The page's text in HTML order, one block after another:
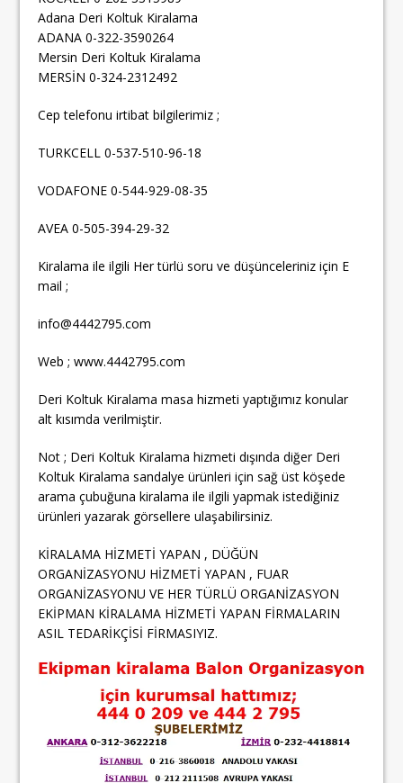
Adana Deri Koltuk Kiralama
ADANA 0-322-3590264
Mersin Deri Koltuk Kiralama
MERSİN 0-324-2312492
Cep telefonu irtibat bilgilerimiz ;
TURKCELL 0-537-510-96-18
VODAFONE 0-544-929-08-35
AVEA 0-505-394-29-32
Kiralama ile ilgili Her türlü soru ve düşünceleriniz için E
mail ;
info@4442795.com
Web ; www.4442795.com
Deri Koltuk Kiralama masa hizmeti yaptığımız konular
alt kısımda verilmiştir.
Not ; Deri Koltuk Kiralama hizmeti dışında diğer Deri
Koltuk Kiralama sandalye ürünleri için sağ üst köşede
arama çubuğuna kiralama ile ilgili yapmak istediğiniz
ürünleri yazarak görsellere ulaşabilirsiniz.
KİRALAMA HİZMETİ YAPAN , DÜĞÜN
ORGANİZASYONU HİZMETİ YAPAN , FUAR
ORGANİZASYONU VE HER TÜRLÜ ORGANİZASYON
EKİPMAN KİRALAMA HİZMETİ YAPAN FİRMALARIN
ASIL TEDARİKÇİSİ FİRMASIYIZ.